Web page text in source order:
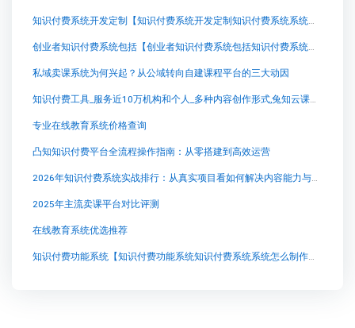
知识付费系统开发定制【知识付费系统开发定制知识付费系统系统怎么制作，知识付费系统搭建使用教程】
创业者知识付费系统包括【创业者知识付费系统包括知识付费系统系统怎么制作，知识付费系统搭建使用教程】
私域卖课系统为何兴起？从公域转向自建课程平台的三大动因
知识付费工具_服务近10万机构和个人_多种内容创作形式,兔知云课堂：开启专业知识学习的新征程
专业在线教育系统价格查询
凸知知识付费平台全流程操作指南：从零搭建到高效运营
2026年知识付费系统实战排行：从真实项目看如何解决内容能力与商业结果不匹配
2025年主流卖课平台对比评测
在线教育系统优选推荐
知识付费功能系统【知识付费功能系统知识付费系统系统怎么制作，知识付费系统搭建使用教程】